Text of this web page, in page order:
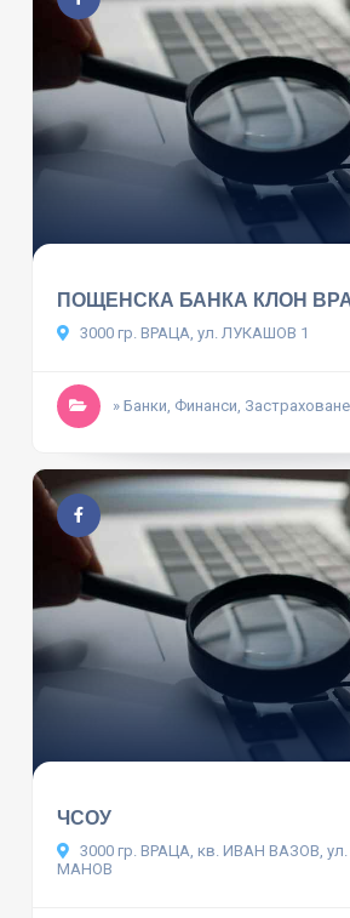
ПОЩЕНСКА БАНКА КЛОН
3000 гр. ВРАЦА, ул. ЛУКАШОВ 1
» Банки, Финанси, Застраховане
ЧСОУ
3000 гр. ВРАЦА, кв. ИВАН ВАЗОВ,
МАНОВ